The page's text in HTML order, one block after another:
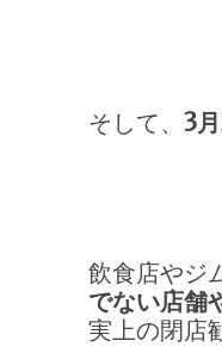
そして、 3
飲食店やジ
でない店舗
実上の閉店